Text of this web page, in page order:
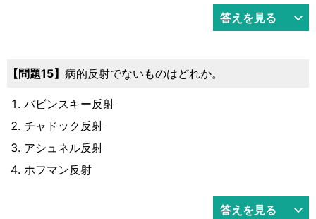
答えを見る
問題15 病的反射でないものはどれか。
バビンスキー反射
チャドック反射
アシュネル反射
ホフマン反射
答えを見る